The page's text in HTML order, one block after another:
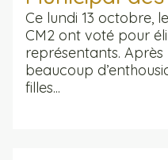
Ce lundi 13 octobre,
CM2 ont voté pour
représentants.
beaucoup
filles...